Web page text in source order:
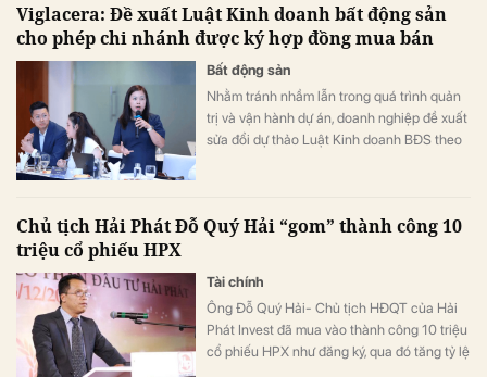
Viglacera: Đề xuất Luật Kinh doanh bất động sản
cho phép chi nhánh được ký hợp đồng mua bán
Bất động sản
Nhằm tránh nhầm lẫn trong quá trình quản
trị và vận hành dự án, doanh nghiệp đề xuất
sửa đổi dự thảo Luật Kinh doanh BĐS theo
quyền”.
Chủ tịch Hải Phát Đỗ Quý Hải “gom” thành công 10
triệu cổ phiếu HPX
Tài chính
Ông Đỗ Quý Hải- Chủ tịch HĐQT của Hải
Phát Invest đã mua vào thành công 10 triệu
cổ phiếu HPX như đăng ký, qua đó tăng tỷ lệ